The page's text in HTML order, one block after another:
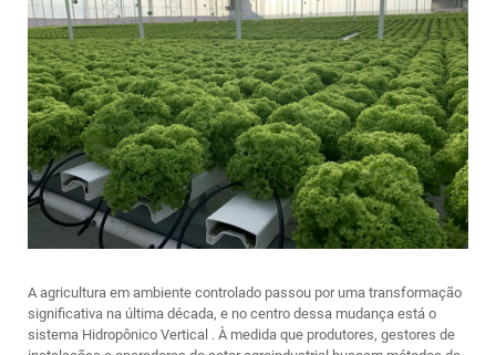
A agricultura em ambiente controlado passou por uma transformação
significativa na última década, e no centro dessa mudança está o
sistema Hidropônico Vertical . À medida que produtores, gestores de